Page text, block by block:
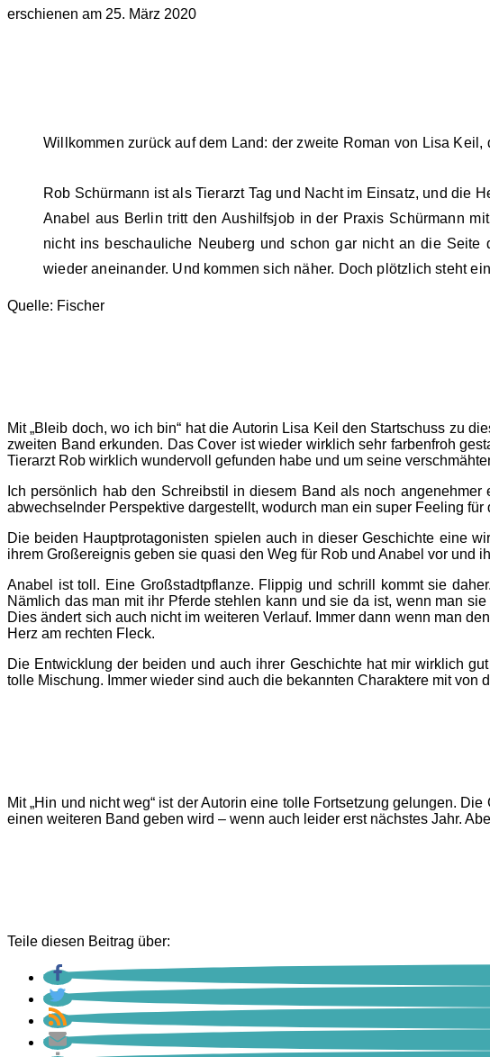
erschienen am 25. März 2020
Willkommen zurück auf dem Land: der zweite Roman von Lisa
Rob Schürmann ist als Tierarzt Tag und Nacht im Einsatz, und die
Anabel aus Berlin tritt den Aushilfsjob in der Praxis Schürmann
nicht ins beschauliche Neuberg und schon gar nicht an die Seite
wieder aneinander. Und kommen sich näher. Doch plötzlich steht
Quelle: Fischer
Mit „Bleib doch, wo ich bin“ hat die Autorin Lisa Keil den Startschuss zu
zweiten Band erkunden. Das Cover ist wieder wirklich sehr farbenfroh
Tierarzt Rob wirklich wundervoll gefunden habe und um seine
Ich persönlich hab den Schreibstil in diesem Band als noch
abwechselnder Perspektive dargestellt, wodurch man ein super Feeling
Die beiden Hauptprotagonisten spielen auch in dieser Geschichte eine
ihrem Großereignis geben sie quasi den Weg für Rob und Anabel vor und
Anabel ist toll. Eine Großstadtpflanze. Flippig und schrill kommt sie
Nämlich das man mit ihr Pferde stehlen kann und sie da ist, wenn man
Dies ändert sich auch nicht im weiteren Verlauf. Immer dann wenn man
Herz am rechten Fleck.
Die Entwicklung der beiden und auch ihrer Geschichte hat mir wirklich
tolle Mischung. Immer wieder sind auch die bekannten Charaktere mit
Mit „Hin und nicht weg“ ist der Autorin eine tolle Fortsetzung gelungen.
einen weiteren Band geben wird – wenn auch leider erst nächstes Jahr.
Teile diesen Beitrag über: